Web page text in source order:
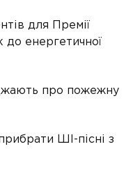
для Премії
енергетичної
про пожежну
ШІ-пісні з